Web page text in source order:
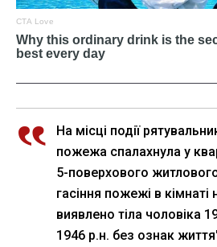
На місці події
пожежа спалахнула у
5-поверхового
гасіння пожежі в кімнаті
виявлено тіла чоловіка
1946 р.н. без ознак